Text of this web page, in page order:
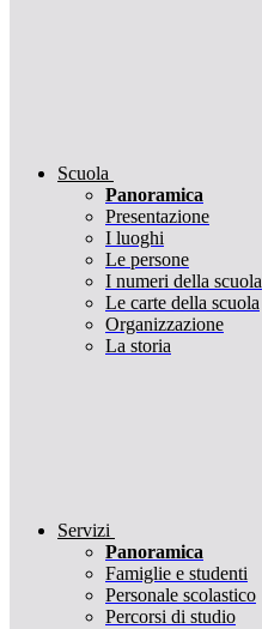
Scuola
Panoramica
Presentazione
I luoghi
Le persone
I numeri della scuola
Le carte della scuola
Organizzazione
La storia
Servizi
Panoramica
Famiglie e studenti
Personale scolastico
Percorsi di studio